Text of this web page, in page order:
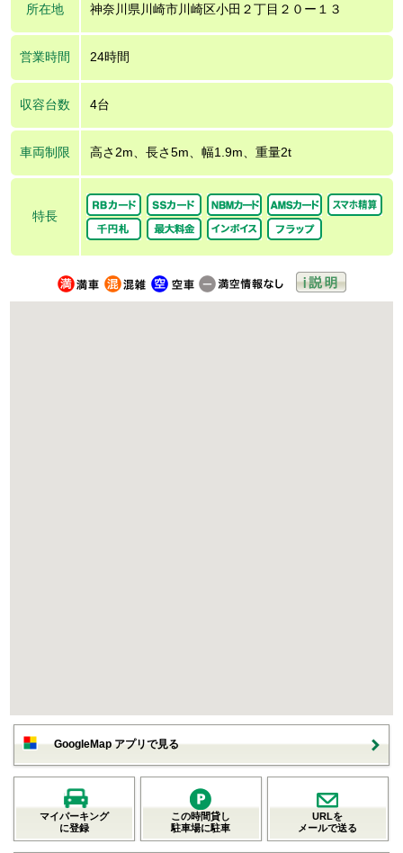
所在地 神奈川県川崎市川崎区小田２丁目２０ー１３
営業時間 24時間
収容台数 4台
車両制限 高さ2m、長さ5m、幅1.9m、重量2t
特長
GoogleMap アプリで見る
マイパーキング
に登録
この時間貸し
駐車場に駐車
URLを
メールで送る